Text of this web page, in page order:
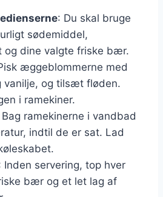
: Du skal bruge
sødemiddel,
og dine valgte friske bær.
æggeblommerne med
vanilje, og tilsæt fløden.
i ramekiner.
Bag ramekinerne i vandbad
indtil de er sat. Lad
Inden servering, top hver
bær og et let lag af